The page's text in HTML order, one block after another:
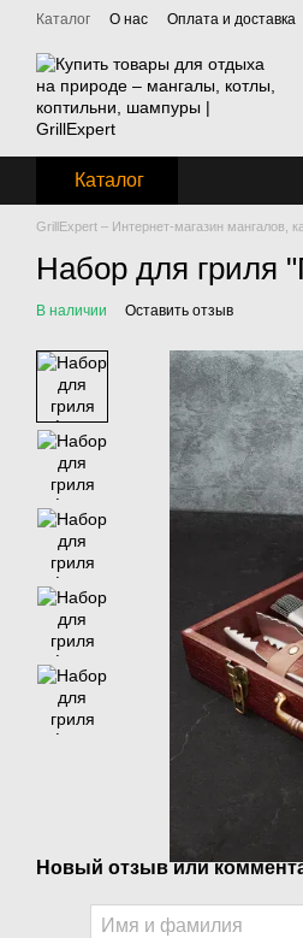
Перейти к основному контенту
Каталог О нас Оплата и доставка
Каталог
GrillExpert – Интернет-магазин мангалов,
Набор для гриля
В наличии Оставить отзыв
Новый отзыв или